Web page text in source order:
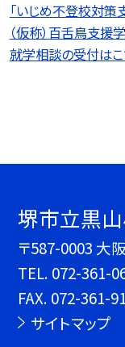
「いじめ不登校対策
（仮称）百舌鳥支
就学相談の受付はこ
堺市立黒
〒587-0003 大
TEL. 072-361-
FAX. 072-361-
サイトマップ